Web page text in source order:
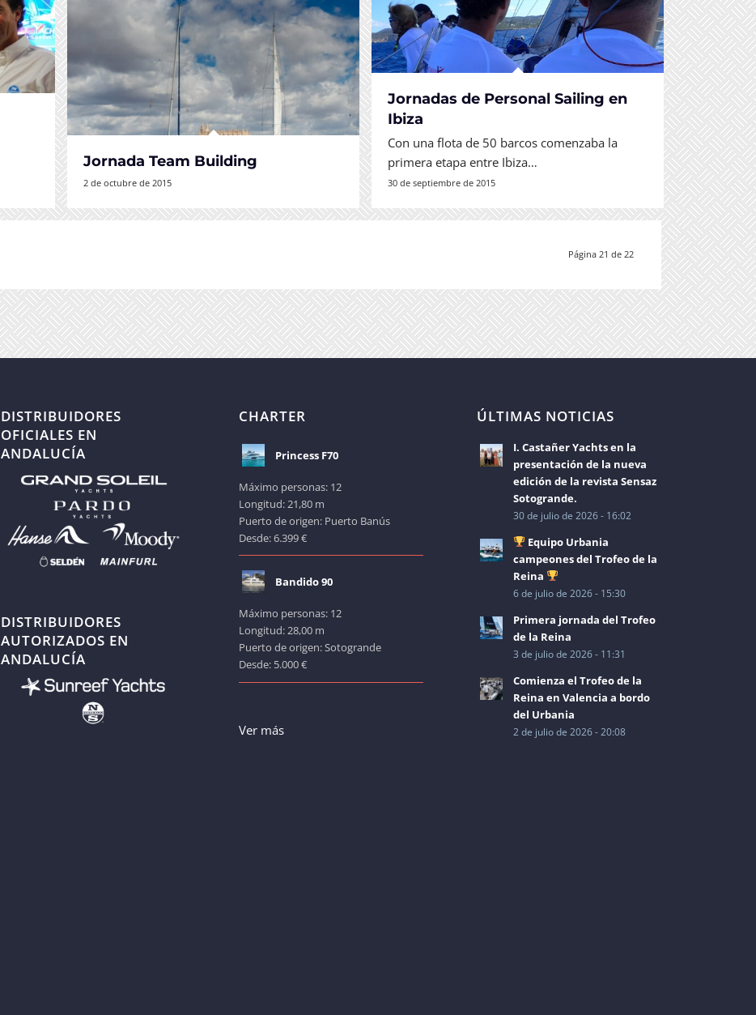
Jornada Team Building
2 de octubre de 2015
Jornadas de Personal Sailing en
Ibiza
Con una flota de 50 barcos comenzaba la
primera etapa entre Ibiza…
30 de septiembre de 2015
Página 21 de 22
DISTRIBUIDORES
OFICIALES EN
ANDALUCÍA
DISTRIBUIDORES
AUTORIZADOS EN
ANDALUCÍA
CHARTER
Princess F70
Máximo personas: 12
Longitud: 21,80 m
Puerto de origen: Puerto Banús
Desde: 6.399 €
Bandido 90
Máximo personas: 12
Longitud: 28,00 m
Puerto de origen: Sotogrande
Desde: 5.000 €
Ver más
ÚLTIMAS NOTICIAS
I. Castañer Yachts en la
presentación de la nueva
edición de la revista Sensaz
Sotogrande.
30 de julio de 2026 - 16:02
Equipo Urbania
campeones del Trofeo de la
Reina
6 de julio de 2026 - 15:30
Primera jornada del Trofeo
de la Reina
3 de julio de 2026 - 11:31
Comienza el Trofeo de la
Reina en Valencia a bordo
del Urbania
2 de julio de 2026 - 20:08